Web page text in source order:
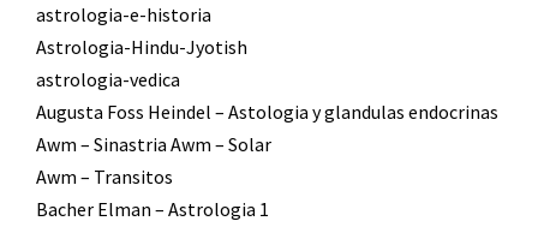
astrologia-e-historia
Astrologia-Hindu-Jyotish
astrologia-vedica
Augusta Foss Heindel – Astologia y glandulas endocrinas
Awm – Sinastria Awm – Solar
Awm – Transitos
Bacher Elman – Astrologia 1